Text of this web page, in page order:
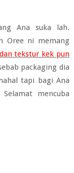
Ana suka lah.
Oree ni memang
tekstur kek pun
packaging dia
tapi bagi Ana
mencuba